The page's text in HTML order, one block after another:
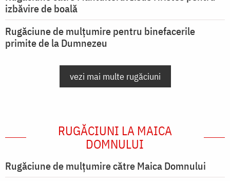
izbăvire de boală
Rugăciune de mulțumire pentru binefacerile
primite de la Dumnezeu
vezi mai multe rugăciuni
RUGĂCIUNI LA MAICA
DOMNULUI
Rugăciune de mulţumire către Maica Domnului